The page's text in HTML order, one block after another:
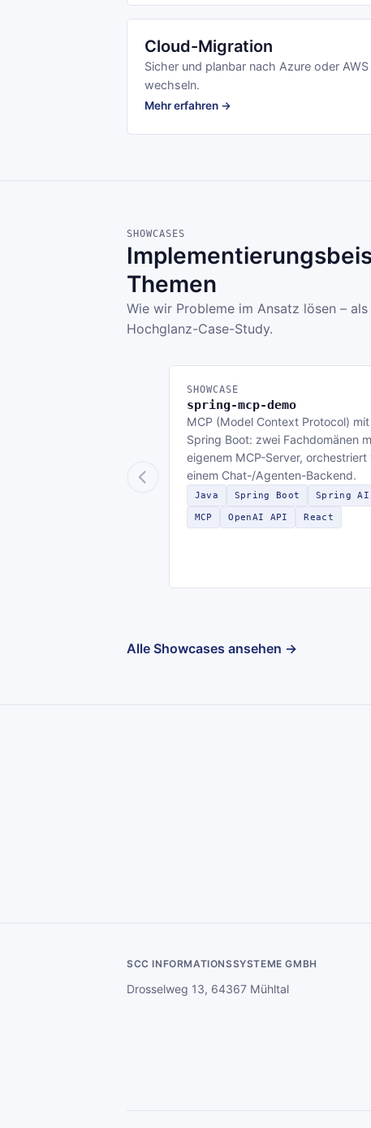
Cloud-Migration
Sicher und planbar nach Azure oder AWS
wechseln.
Mehr erfahren →
SHOWCASES
Themen
Wie wir Probleme im Ansatz lösen –
Hochglanz-Case-Study.
SHOWCASE
spring-mcp-demo
MCP (Model Context Protocol) mit
Spring Boot: zwei Fachdomänen
eigenem MCP-Server, orchestriert
einem Chat-/Agenten-Backend.
Java Spring Boot Spring AI
MCP OpenAI API React
Alle Showcases ansehen →
SCC INFORMATIONSSYSTEME GMBH
Drosselweg 13, 64367 Mühltal